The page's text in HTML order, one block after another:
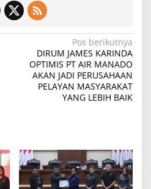
Pos berikutnya
DIRUM JAMES KARINDA
OPTIMIS PT AIR MANADO
AKAN JADI PERUSAHAAN
PELAYAN MASYARAKAT
YANG LEBIH BAIK